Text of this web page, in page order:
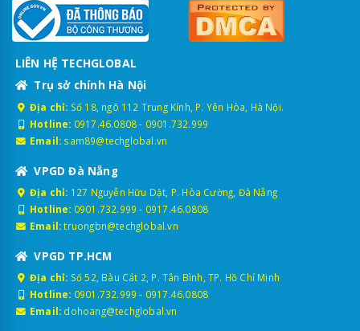
LIÊN HỆ TECHGLOBAL
Trụ sở chính Hà Nội
Địa chỉ: Số 18, ngõ 112 Trung Kính, P. Yên Hòa, Hà Nội.
Hotline: 0917.46.0808- 0901.732.999
Email: sam89@techglobal.vn
VPGD Đà Nẵng
Địa chỉ: 127 Nguyễn Hữu Dật, P. Hòa Cường, Đà Nẵng
Hotline: 0901.732.999 - 0917.46.0808
Email: truongbn@techglobal.vn
VPGD TP.HCM
Địa chỉ: Số 52, Bàu Cát 2, P. Tân Bình, TP. Hồ Chí Minh
Hotline: 0901.732.999 - 0917.46.0808
Email: dohoang@techglobal.vn